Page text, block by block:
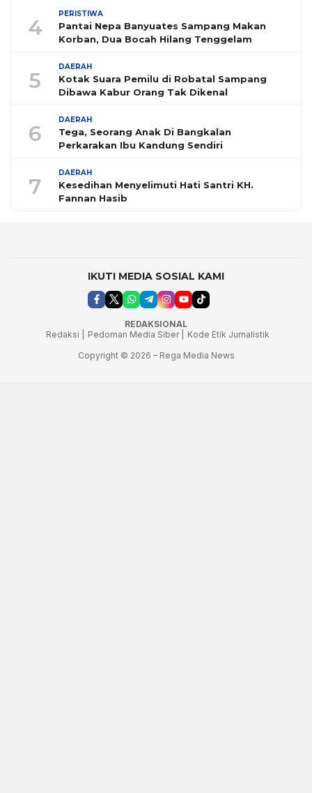
4
PERISTIWA
Pantai Nepa Banyuates Sampang Makan
Korban, Dua Bocah Hilang Tenggelam
5
DAERAH
Kotak Suara Pemilu di Robatal Sampang
Dibawa Kabur Orang Tak Dikenal
6
DAERAH
Tega, Seorang Anak Di Bangkalan
Perkarakan Ibu Kandung Sendiri
7
DAERAH
Kesedihan Menyelimuti Hati Santri KH.
Fannan Hasib
IKUTI MEDIA SOSIAL KAMI
REDAKSIONAL
Redaksi |
Pedoman Media Siber |
Kode Etik Jurnalistik
Copyright © 2026 – Rega Media News